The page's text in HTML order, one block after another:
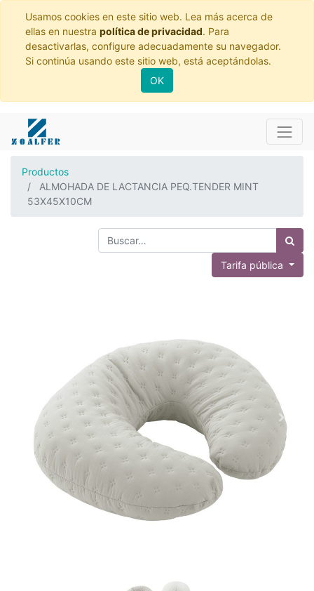
Usamos cookies en este sitio web. Lea más acerca de
ellas en nuestra política de privacidad. Para
desactivarlas, configure adecuadamente su navegador.
Si continúa usando este sitio web, está aceptándolas.
OK
Productos
ALMOHADA DE LACTANCIA PEQ.TENDER MINT
53X45X10CM
Tarifa pública